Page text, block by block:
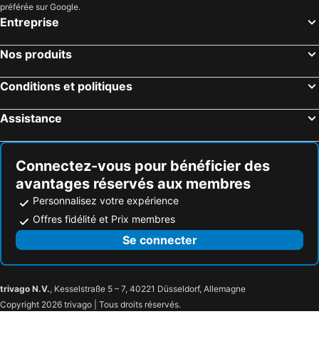
préférée sur Google.
Entreprise
Nos produits
Conditions et politiques
Assistance
Connectez-vous pour bénéficier des
avantages réservés aux membres
Personnalisez votre expérience
Offres fidélité et Prix membres
Se connecter
trivago N.V., Kesselstraße 5 – 7, 40221 Düsseldorf, Allemagne
Copyright 2026 trivago | Tous droits réservés.